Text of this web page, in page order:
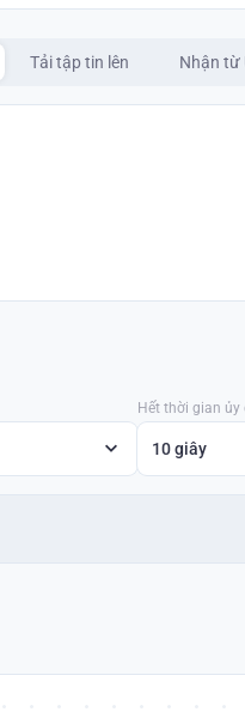
Tải tập tin lên Nhận từ
Hết thời gian ủy
10 giây